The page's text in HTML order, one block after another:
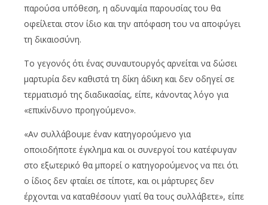
παρούσα υπόθεση, η αδυναμία παρουσίας του θα
οφείλεται στον ίδιο και την απόφαση του να αποφύγει
τη δικαιοσύνη.
Το γεγονός ότι ένας συναυτουργός αρνείται να δώσει
μαρτυρία δεν καθιστά τη δίκη άδικη και δεν οδηγεί σε
τερματισμό της διαδικασίας, είπε, κάνοντας λόγο για
«επικίνδυνο προηγούμενο».
«Αν συλλάβουμε έναν κατηγορούμενο για
οποιοδήποτε έγκλημα και οι συνεργοί του κατέφυγαν
στο εξωτερικό θα μπορεί ο κατηγορούμενος να πει ότι
ο ίδιος δεν φταίει σε τίποτε, και οι μάρτυρες δεν
έρχονται να καταθέσουν γιατί θα τους συλλάβετε», είπε